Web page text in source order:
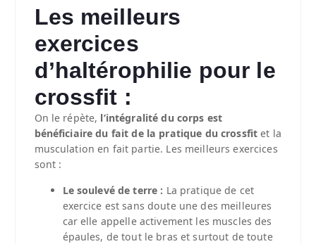
Les meilleurs
exercices
d’haltérophilie pour le
crossfit :
On le répète, l’intégralité du corps est
bénéficiaire du fait de la pratique du crossfit et la
musculation en fait partie. Les meilleurs exercices
sont :
Le soulevé de terre : La pratique de cet
exercice est sans doute une des meilleures
car elle appelle activement les muscles des
épaules, de tout le bras et surtout de toute